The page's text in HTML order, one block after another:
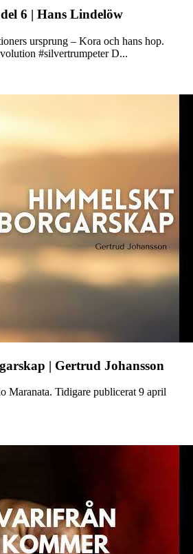
6 | Hans Lindelöw
ursprung – Kora och hans hop.
#silvertrumpeter D...
| Gertrud Johansson
Maranata. Tidigare publicerat 9 april